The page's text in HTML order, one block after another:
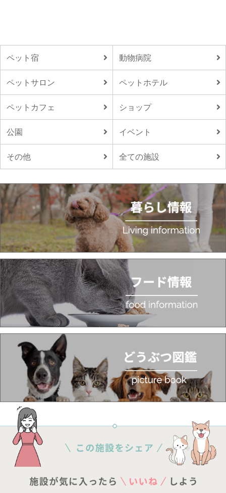
ペット宿 動物病院
ペットサロン ペットホテル
ペットカフェ ショップ
公園 イベント
その他 全ての施設